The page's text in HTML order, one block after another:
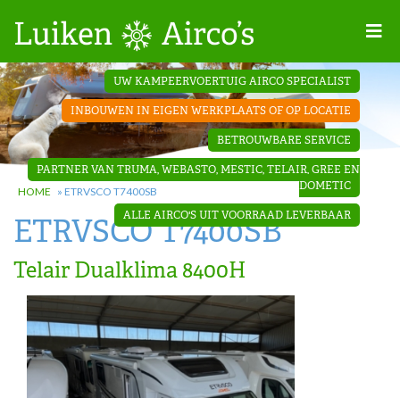
Projecten
Contact
Dakopbouw
airco’s
‘Onder de
bank’ airco’s
‘Teleco
Ultra
Comfort ‘
UW KAMPEERVOERTUIG AIRCO SPECIALIST
INBOUWEN IN EIGEN WERKPLAATS OF OP LOCATIE
BETROUWBARE SERVICE
PARTNER VAN TRUMA, WEBASTO, MESTIC, TELAIR, GREE EN
DOMETIC
ALLE AIRCO'S UIT VOORRAAD LEVERBAAR
HOME » ETRVSCO T7400SB
ETRVSCO T7400SB
Telair Dualklima 8400H